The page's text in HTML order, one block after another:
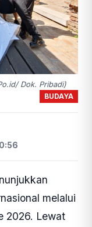
Dok. Pribadi)
BUDAYA
melalui
2026. Lewat